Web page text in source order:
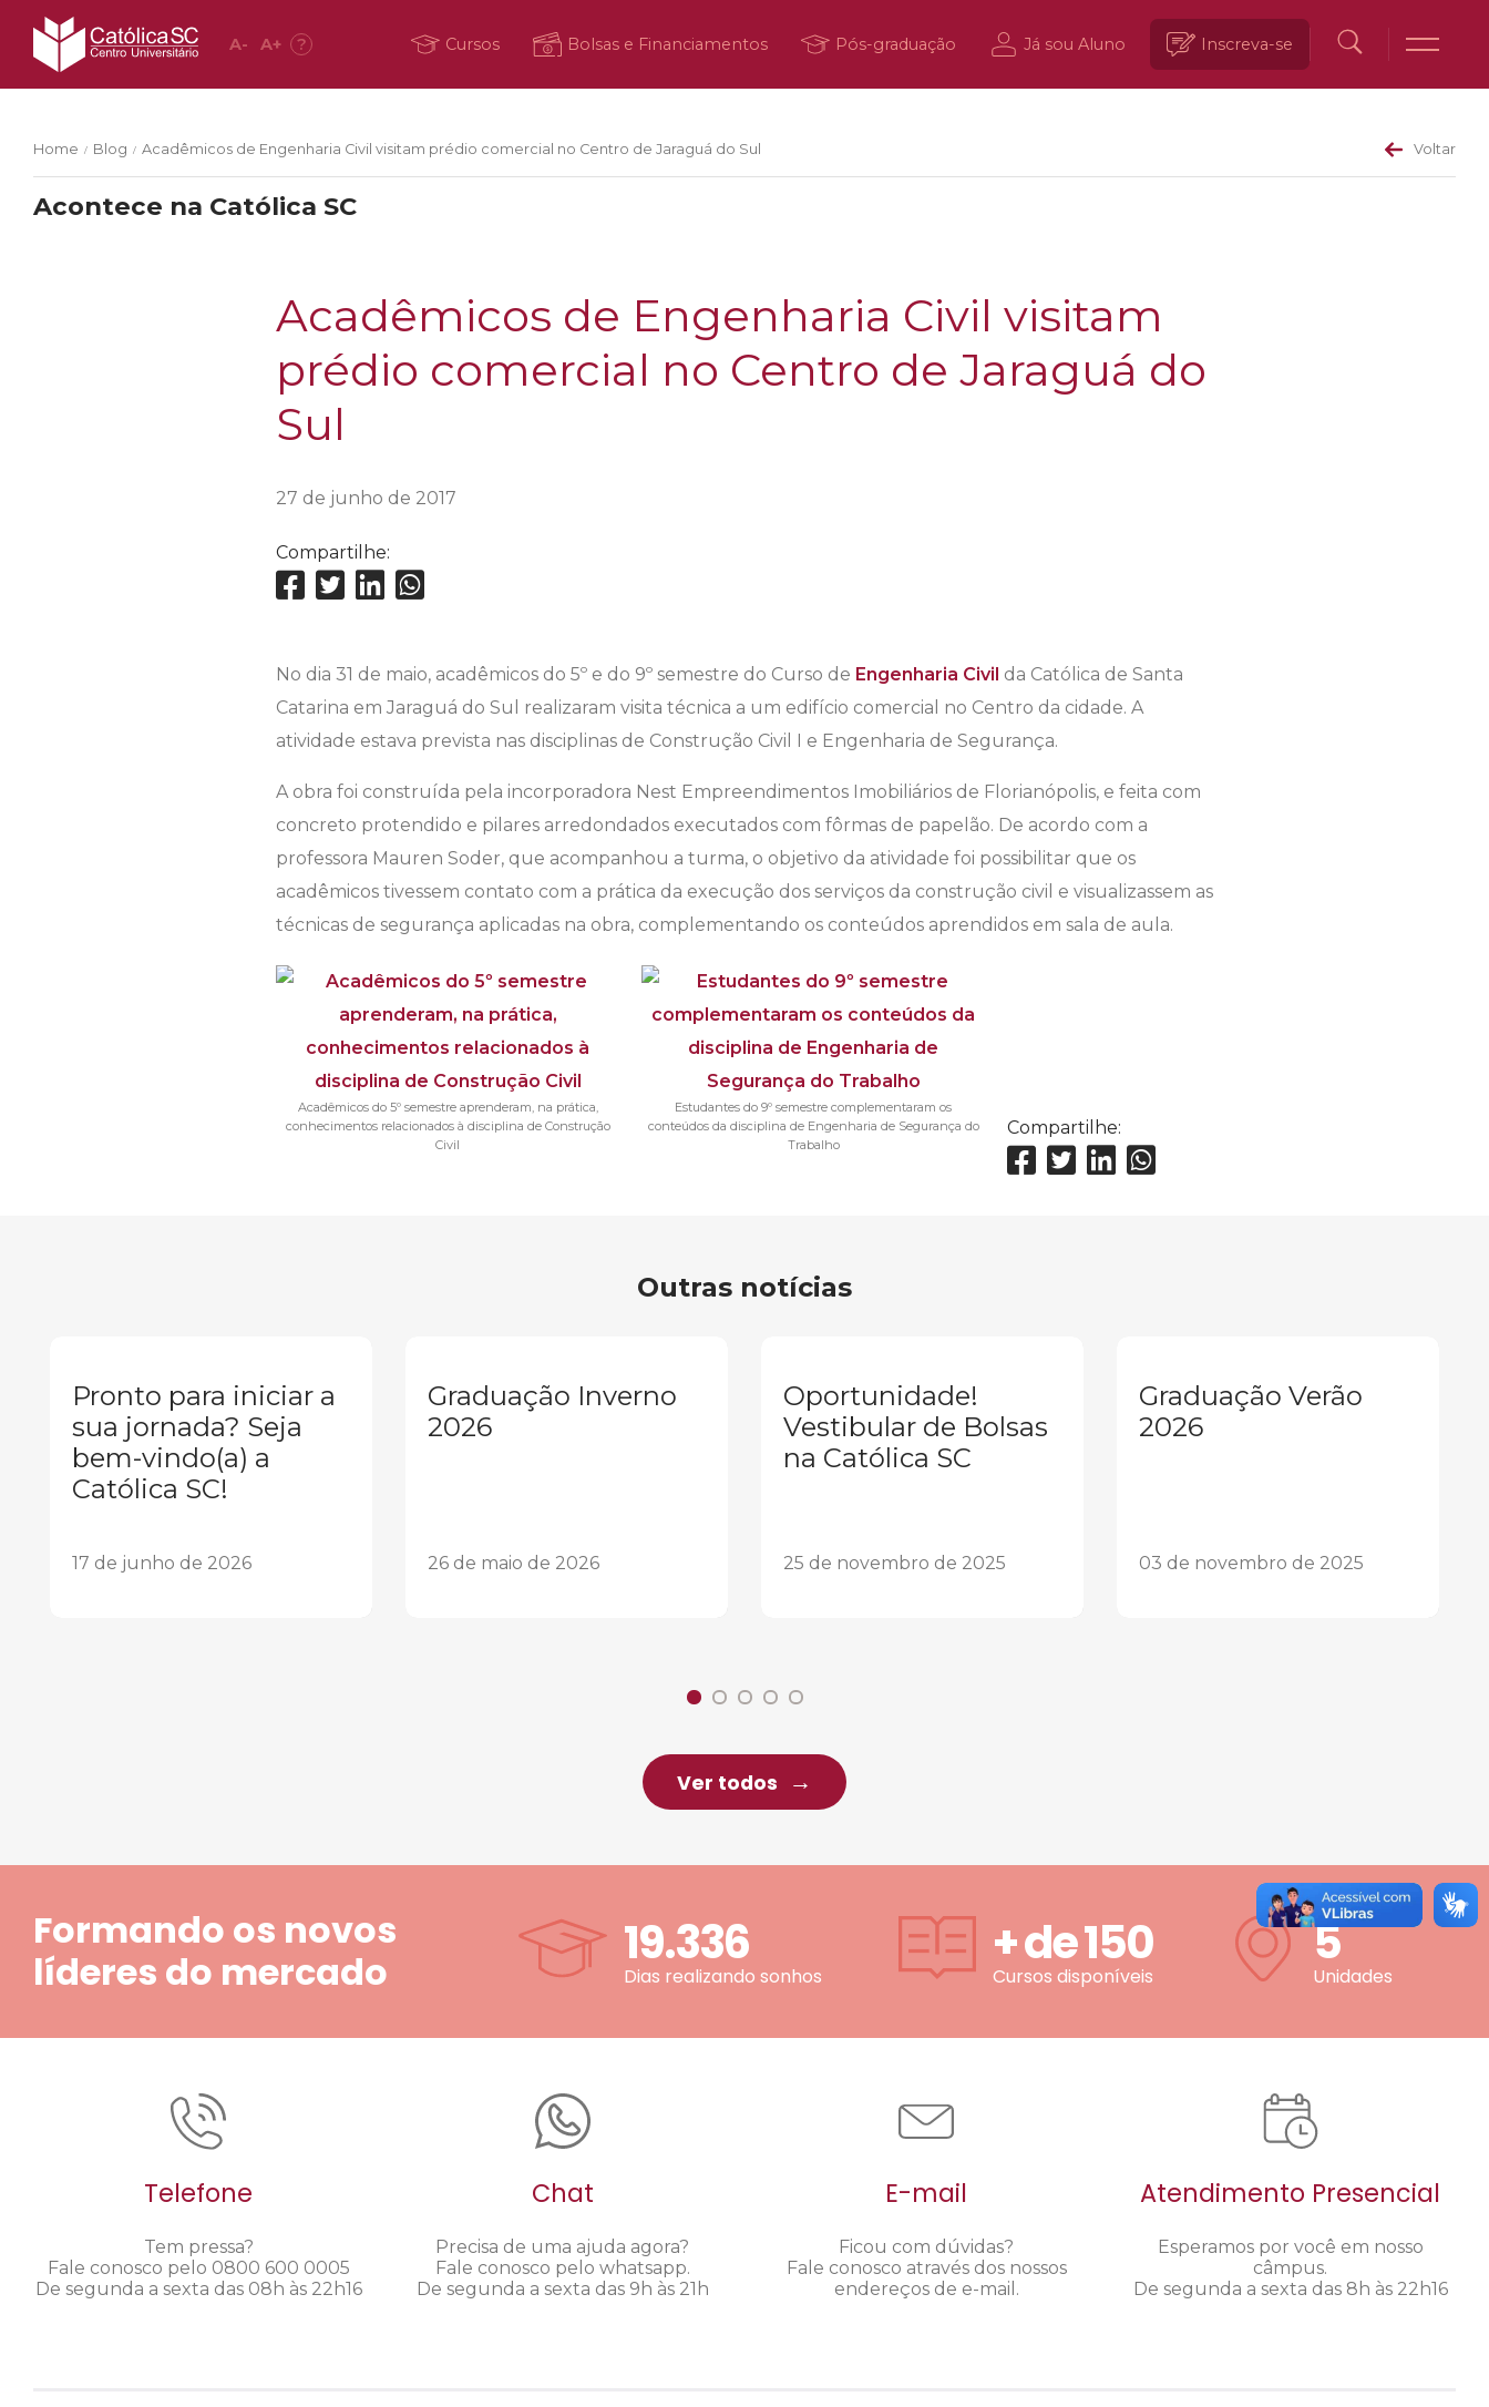
A- A+ ? Cursos Bolsas e Financiamentos Pós-graduação Já sou Aluno Inscreva-se
Home / Blog / Acadêmicos de Engenharia Civil visitam prédio comercial no Centro de Jaraguá do Sul Voltar
Acontece na Católica SC
Acadêmicos de Engenharia Civil visitam
prédio comercial no Centro de Jaraguá do
Sul
27 de junho de 2017
Compartilhe:
No dia 31 de maio, acadêmicos do 5º e do 9º semestre do Curso de Engenharia Civil da Católica de Santa
Catarina em Jaraguá do Sul realizaram visita técnica a um edifício comercial no Centro da cidade. A
atividade estava prevista nas disciplinas de Construção Civil I e Engenharia de Segurança.
A obra foi construída pela incorporadora Nest Empreendimentos Imobiliários de Florianópolis, e feita com
concreto protendido e pilares arredondados executados com fôrmas de papelão. De acordo com a
professora Mauren Soder, que acompanhou a turma, o objetivo da atividade foi possibilitar que os
acadêmicos tivessem contato com a prática da execução dos serviços da construção civil e visualizassem as
técnicas de segurança aplicadas na obra, complementando os conteúdos aprendidos em sala de aula.
Acadêmicos do 5º semestre aprenderam, na prática,
conhecimentos relacionados à disciplina de Construção
Civil
Estudantes do 9º semestre complementaram os
conteúdos da disciplina de Engenharia de Segurança do
Trabalho
Compartilhe:
Outras notícias
Pronto para iniciar a
sua jornada? Seja
bem-vindo(a) a
Católica SC!
17 de junho de 2026
Graduação Inverno
2026
26 de maio de 2026
Oportunidade!
Vestibular de Bolsas
na Católica SC
25 de novembro de 2025
Graduação Verão
2026
03 de novembro de 2025
Ver todos
Formando os novos
líderes do mercado
19.336
Dias realizando sonhos
+ de150
Cursos disponíveis
5
Unidades
Telefone
Tem pressa?
Fale conosco pelo 0800 600 0005
De segunda a sexta das 08h às 22h16
Chat
Precisa de uma ajuda agora?
Fale conosco pelo whatsapp.
De segunda a sexta das 9h às 21h
E-mail
Ficou com dúvidas?
Fale conosco através dos nossos
endereços de e-mail.
Atendimento Presencial
Esperamos por você em nosso
câmpus.
De segunda a sexta das 8h às 22h16